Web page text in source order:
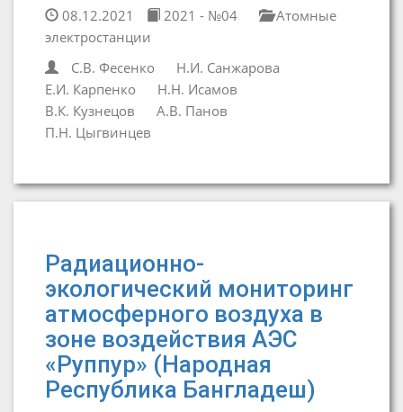
08.12.2021 2021 - №04
Атомные
электростанции
С.В. Фесенко
Н.И. Санжарова
Е.И. Карпенко
Н.Н. Исамов
В.К. Кузнецов
А.В. Панов
П.Н. Цыгвинцев
Радиационно-
экологический мониторинг
атмосферного воздуха в
зоне воздействия АЭС
«Руппур» (Народная
Республика Бангладеш)